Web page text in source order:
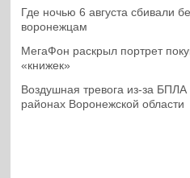
Где ночью 6 августа сбивали
воронежцам
МегаФон раскрыл портрет
«книжек»
Воздушная тревога из-за БПЛА
районах Воронежской области